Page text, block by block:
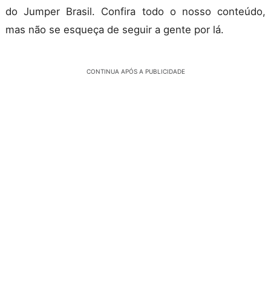
do Jumper Brasil. Confira todo o nosso conteúdo,
mas não se esqueça de seguir a gente por lá.
CONTINUA APÓS A PUBLICIDADE